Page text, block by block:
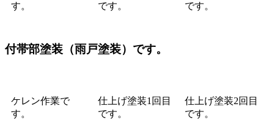
す。
です。
です。
付帯部塗装（雨戸塗装）です。
ケレン作業で
す。
仕上げ塗装1回目
です。
仕上げ塗装2回目
です。